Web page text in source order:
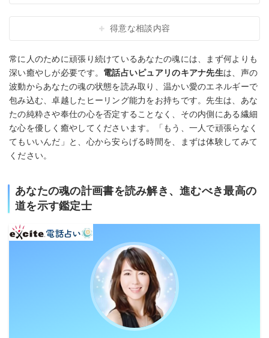
得意な相談内容
常に人のために頑張り続けているあなたの魂には、まず何よりも
深い癒やしが必要です。 電話占いピュアリのキアナ先生は、声の
波動からあなたの魂の状態を読み取り、温かい愛のエネルギーで
包み込む、卓越したヒーリング能力をお持ちです。先生は、あな
たの純粋さや奉仕の心を否定することなく、その内側にある繊細
な心を優しく癒やしてくださいます。「もう、一人で頑張らなく
てもいいんだ」と、心から安らげる時間を、まずは体験してみて
ください。
あなたの魂の計画書を読み解き、進むべき最高の
道を示す鑑定士